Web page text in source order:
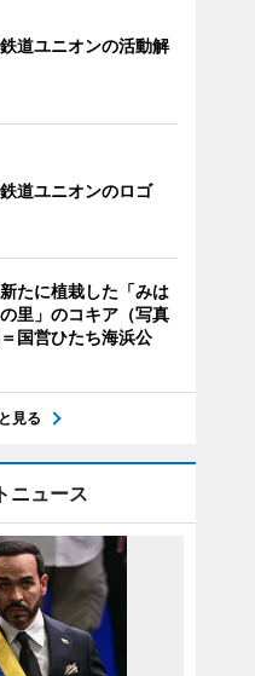
道ユニオンの活動解
道ユニオンのロゴ
たに植栽した「みは
里」のコキア（写真
国営ひたち海浜公
見る
ニュース